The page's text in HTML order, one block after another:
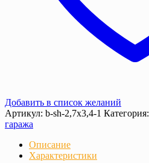
Добавить в список желаний
Артикул: b-sh-2,7x3,4-1 Категория:
гаража
Описание
Характеристики